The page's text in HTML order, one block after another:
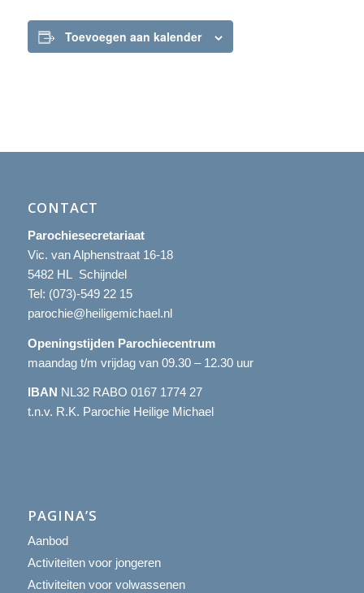
Toevoegen aan kalender
CONTACT
Parochiesecretariaat
Vic. van Alphenstraat 16-18
5482 HL Schijndel
Tel: (073)-549 22 15
parochie@heiligemichael.nl
Openingstijden Parochiecentrum
maandag t/m vrijdag van 09.30 – 12.30 uur
IBAN NL32 RABO 0167 1774 27
t.n.v. R.K. Parochie Heilige Michael
PAGINA’S
Aanbod
Activiteiten voor jongeren
Activiteiten voor volwassenen